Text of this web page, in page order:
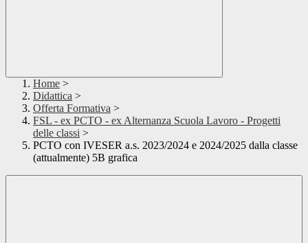
Home >
Didattica >
Offerta Formativa >
FSL - ex PCTO - ex Alternanza Scuola Lavoro - Progetti
delle classi >
PCTO con IVESER a.s. 2023/2024 e 2024/2025 dalla classe
(attualmente) 5B grafica